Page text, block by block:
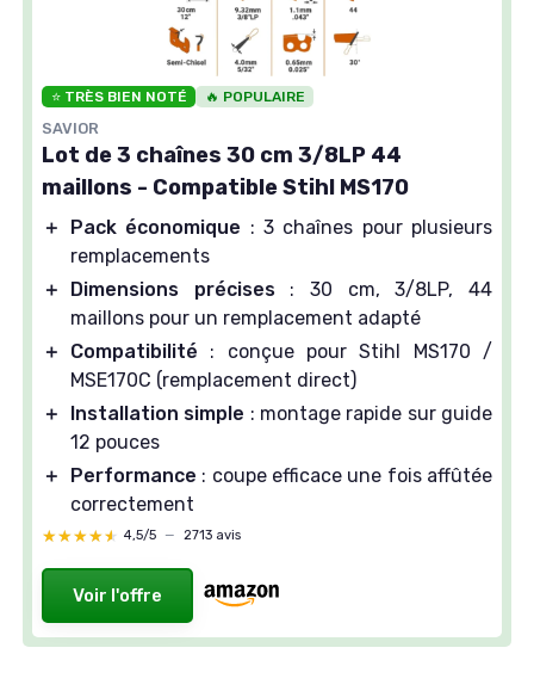
⭐ TRÈS BIEN NOTÉ 🔥 POPULAIRE
SAVIOR
Lot de 3 chaînes 30 cm 3/8LP 44
maillons - Compatible Stihl MS170
＋ Pack économique : 3 chaînes pour plusieurs
remplacements
＋
Dimensions précises: 30 cm, 3/8LP, 44
maillons pour un remplacement adapté
＋
Compatibilité : conçue pour Stihl MS170 /
MSE170C (remplacement direct)
＋
Installation simple : montage rapide sur guide
12 pouces
＋
Performance : coupe efficace une fois affûtée
correctement
★★★★★
★★★★★ 4,5/5 — 2713 avis
Voir l'offre